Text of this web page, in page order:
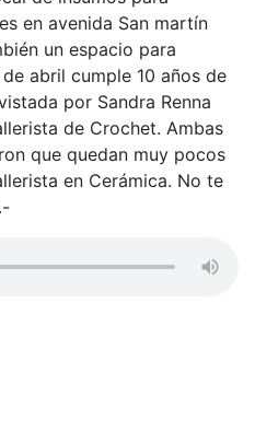
en avenida San martín
un espacio para
abril cumple 10 años de
por Sandra Renna
de Crochet. Ambas
que quedan muy pocos
en Cerámica. No te